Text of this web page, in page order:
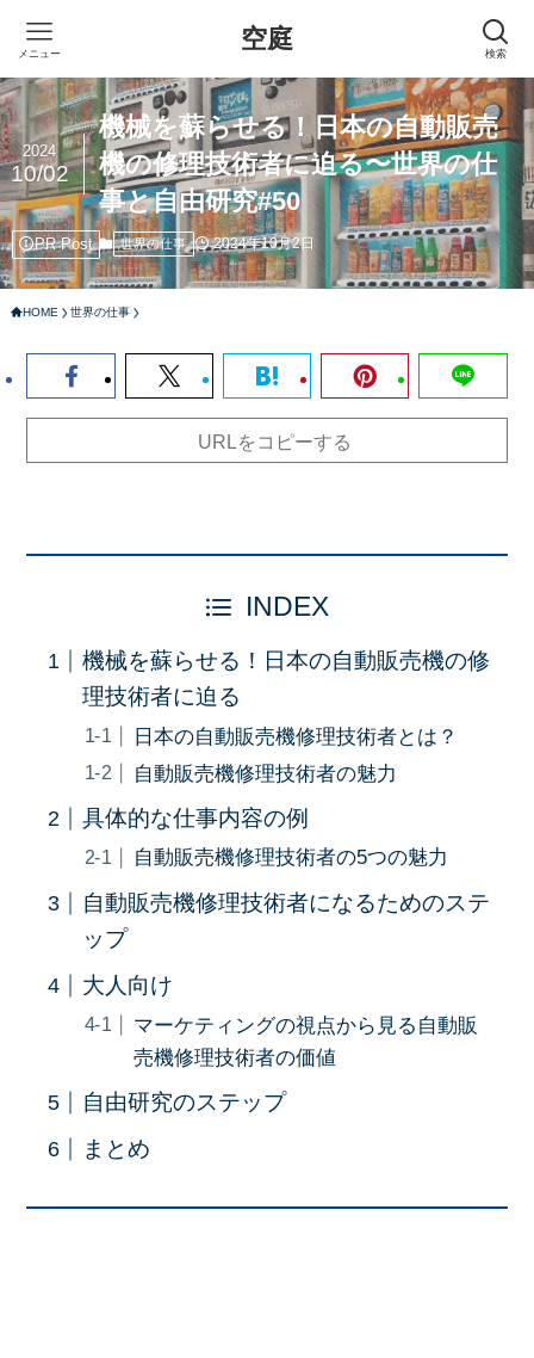
空庭 検索
メニュー
機械を蘇らせる！日本の自動販売
機の修理技術者に迫る〜世界の仕
事と自由研究#50
2024
10/02
PR Post 世界の仕事 2024年10月2日
HOME 世界の仕事
URLをコピーする
INDEX
機械を蘇らせる！日本の自動販売機の修
理技術者に迫る
日本の自動販売機修理技術者とは？
自動販売機修理技術者の魅力
具体的な仕事内容の例
自動販売機修理技術者の5つの魅力
自動販売機修理技術者になるためのステ
ップ
大人向け
マーケティングの視点から見る自動販
売機修理技術者の価値
自由研究のステップ
まとめ